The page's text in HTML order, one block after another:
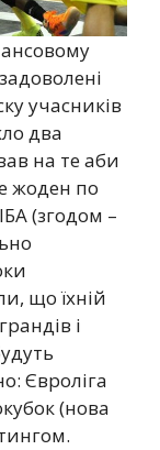
учасників
два
на те аби
жоден по
(згодом –
що їхній
і
Євроліга
(нова